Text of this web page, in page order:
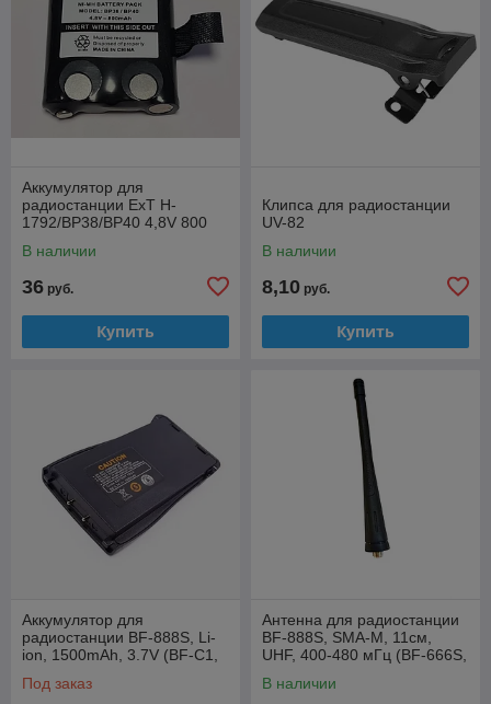
Аккумулятор для
радиостанции ExT H-
1792/BP38/BP40 4,8V 800
В наличии
36 руб.
Купить
Клипса для радиостанции
UV-82
В наличии
8,10 руб.
Купить
Аккумулятор для
радиостанции BF-888S, Li-
ion, 1500mAh, 3.7V (BF-C1,
Под заказ
Антенна для радиостанции
BF-888S, SMA-M, 11см,
UHF, 400-480 мГц (BF-666S,
В наличии